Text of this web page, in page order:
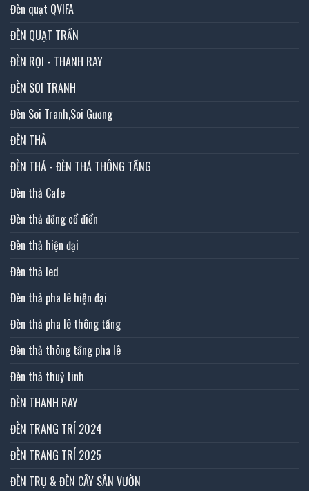
Đèn quạt QVIFA
ĐÈN QUẠT TRẦN
ĐÈN RỌI - THANH RAY
ĐÈN SOI TRANH
Đèn Soi Tranh,Soi Gương
ĐÈN THẢ
ĐÈN THẢ - ĐÈN THẢ THÔNG TẦNG
Đèn thả Cafe
Đèn thả đồng cổ điển
Đèn thả hiện đại
Đèn thả led
Đèn thả pha lê hiện đại
Đèn thả pha lê thông tầng
Đèn thả thông tầng pha lê
Đèn thả thuỷ tinh
ĐÈN THANH RAY
ĐÈN TRANG TRÍ 2024
ĐÈN TRANG TRÍ 2025
ĐÈN TRỤ & ĐÈN CÂY SÂN VƯỜN